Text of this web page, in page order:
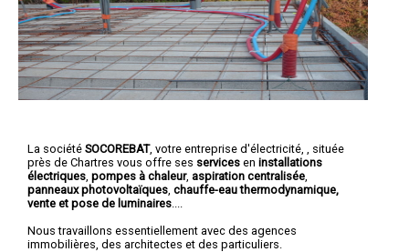
La société SOCOREBAT, votre entreprise d'électricité,
, située
près de Chartres vous offre ses services en installations
électriques pompes à chaleur, aspiration centralisée
panneaux photovoltaïques chauffe-eau thermodynamique,
vente et pose de luminaires
Nous travaillons essentiellement avec des agences
immobilières, des architectes et des particuliers.